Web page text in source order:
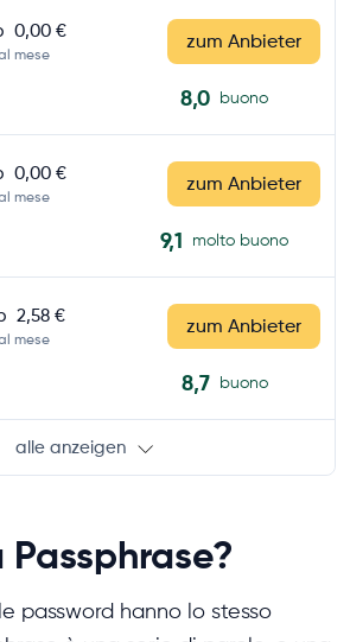
0,00 €
mese
zum Anbieter
8,0 buono
0,00 €
mese
zum Anbieter
9,1 molto buono
2,58 €
mese
zum Anbieter
8,7 buono
alle anzeigen
password hanno lo stesso